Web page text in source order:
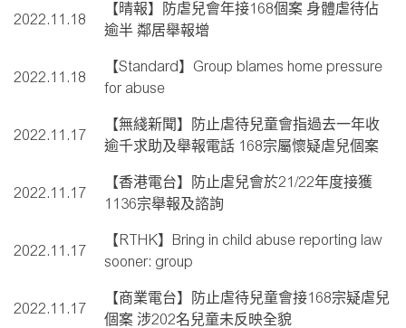
2022.11.18
【晴報】防虐兒會年接168個案 身體虐待佔
逾半 鄰居舉報增
2022.11.18
【Standard】Group blames home pressure
for abuse
2022.11.17
【無綫新聞】防止虐待兒童會指過去一年收
逾千求助及舉報電話 168宗屬懷疑虐兒個案
2022.11.17
【香港電台】防止虐兒會於21/22年度接獲
1136宗舉報及諮詢
2022.11.17
【RTHK】Bring in child abuse reporting law
sooner: group
2022.11.17
【商業電台】防止虐待兒童會接168宗疑虐兒
個案 涉202名兒童未反映全貌